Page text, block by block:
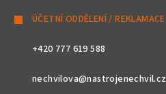
ÚČETNÍ ODDĚLENÍ / REKLAMACE
+420 777 619 588
nechvilova@nastrojenechvil.cz